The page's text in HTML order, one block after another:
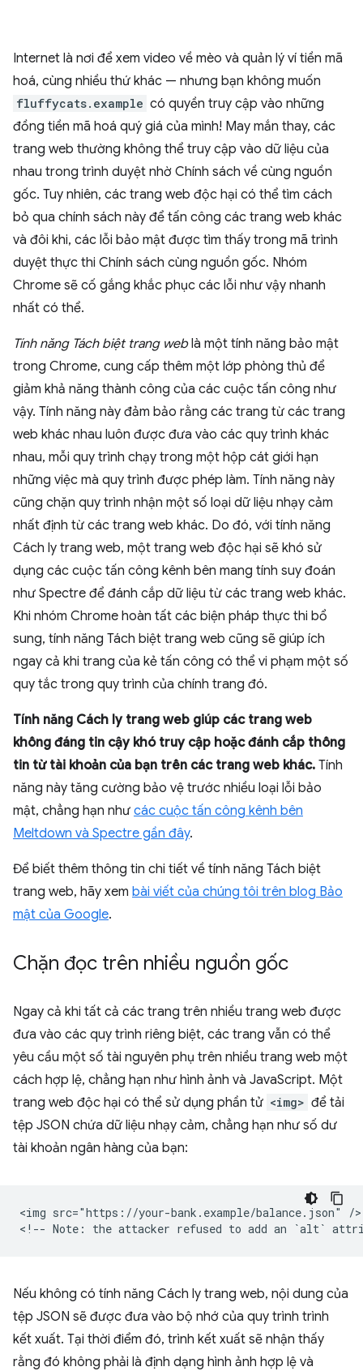
Internet là nơi để xem video về mèo và quản lý ví tiền mã
hoá, cùng nhiều thứ khác — nhưng bạn không muốn
fluffycats.example có quyền truy cập vào những
đồng tiền mã hoá quý giá của mình! May mắn thay, các
trang web thường không thể truy cập vào dữ liệu của
nhau trong trình duyệt nhờ Chính sách về cùng nguồn
gốc. Tuy nhiên, các trang web độc hại có thể tìm cách
bỏ qua chính sách này để tấn công các trang web khác
và đôi khi, các lỗi bảo mật được tìm thấy trong mã trình
duyệt thực thi Chính sách cùng nguồn gốc. Nhóm
Chrome sẽ cố gắng khắc phục các lỗi như vậy nhanh
nhất có thể.
Tính năng Tách biệt trang weblà một tính năng bảo mật
trong Chrome, cung cấp thêm một lớp phòng thủ để
giảm khả năng thành công của các cuộc tấn công như
vậy. Tính năng này đảm bảo rằng các trang từ các trang
web khác nhau luôn được đưa vào các quy trình khác
nhau, mỗi quy trình chạy trong một hộp cát giới hạn
những việc mà quy trình được phép làm. Tính năng này
cũng chặn quy trình nhận một số loại dữ liệu nhạy cảm
nhất định từ các trang web khác. Do đó, với tính năng
Cách ly trang web, một trang web độc hại sẽ khó sử
dụng các cuộc tấn công kênh bên mang tính suy đoán
như Spectre để đánh cắp dữ liệu từ các trang web khác.
Khi nhóm Chrome hoàn tất các biện pháp thực thi bổ
sung, tính năng Tách biệt trang web cũng sẽ giúp ích
ngay cả khi trang của kẻ tấn công có thể vi phạm một số
quy tắc trong quy trình của chính trang đó.
Tính năng Cách ly trang web giúp các trang web
không đáng tin cậy khó truy cập hoặc đánh cắp thông
tin từ tài khoản của bạn trên các trang web khác. Tính
năng này tăng cường bảo vệ trước nhiều loại lỗi bảo
mật, chẳng hạn như các cuộc tấn công kênh bên
Meltdown và Spectre gần đây.
Để biết thêm thông tin chi tiết về tính năng Tách biệt
trang web, hãy xem bài viết của chúng tôi trên blog Bảo
mật của Google.
Chặn đọc trên nhiều nguồn gốc
Ngay cả khi tất cả các trang trên nhiều trang web được
đưa vào các quy trình riêng biệt, các trang vẫn có thể
yêu cầu một số tài nguyên phụ trên nhiều trang web một
cách hợp lệ, chẳng hạn như hình ảnh và JavaScript. Một
trang web độc hại có thể sử dụng phần tử <img> để tải
tệp JSON chứa dữ liệu nhạy cảm, chẳng hạn như số dư
tài khoản ngân hàng của bạn:
<img src="https://your-bank.example/balance.json" />
Nếu không có tính năng Cách ly trang web, nội dung của
tệp JSON sẽ được đưa vào bộ nhớ của quy trình trình
kết xuất. Tại thời điểm đó, trình kết xuất sẽ nhận thấy
rằng đó không phải là định dạng hình ảnh hợp lệ và